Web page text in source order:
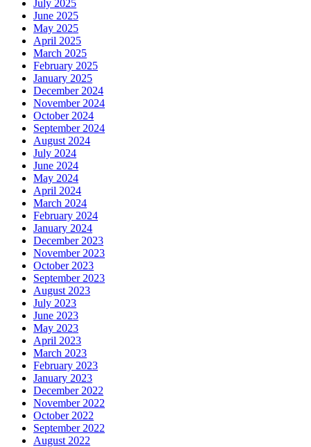
July 2025
June 2025
May 2025
April 2025
March 2025
February 2025
January 2025
December 2024
November 2024
October 2024
September 2024
August 2024
July 2024
June 2024
May 2024
April 2024
March 2024
February 2024
January 2024
December 2023
November 2023
October 2023
September 2023
August 2023
July 2023
June 2023
May 2023
April 2023
March 2023
February 2023
January 2023
December 2022
November 2022
October 2022
September 2022
August 2022